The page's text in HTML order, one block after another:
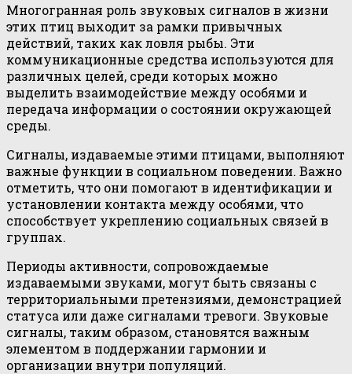
Многогранная роль звуковых сигналов в жизни
этих птиц выходит за рамки привычных
действий, таких как ловля рыбы. Эти
коммуникационные средства используются для
различных целей, среди которых можно
выделить взаимодействие между особями и
передача информации о состоянии окружающей
среды.
Сигналы, издаваемые этими птицами, выполняют
важные функции в социальном поведении. Важно
отметить, что они помогают в идентификации и
установлении контакта между особями, что
способствует укреплению социальных связей в
группах.
Периоды активности, сопровождаемые
издаваемыми звуками, могут быть связаны с
территориальными претензиями, демонстрацией
статуса или даже сигналами тревоги. Звуковые
сигналы, таким образом, становятся важным
элементом в поддержании гармонии и
организации внутри популяций.